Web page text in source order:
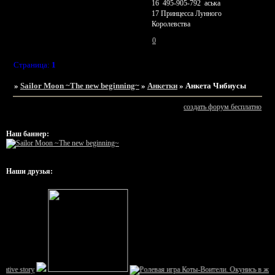
16 495-905-792 аська
17 Принцесса Лунного
Королевства
0
Страница: 1
» Sailor Moon ~The new beginning~ » Анкетки » Анкета Чибиусы
создать форум бесплатно
Наш баннер:
Наши друзья: